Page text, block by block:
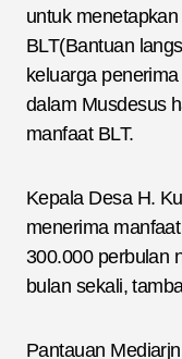
untuk
BLT(Bantuan
keluarga
dalam Musdesus
manfaat BLT.
Kepala Desa H.
menerima
300.000 perbulan
bulan sekali,
Pantauan